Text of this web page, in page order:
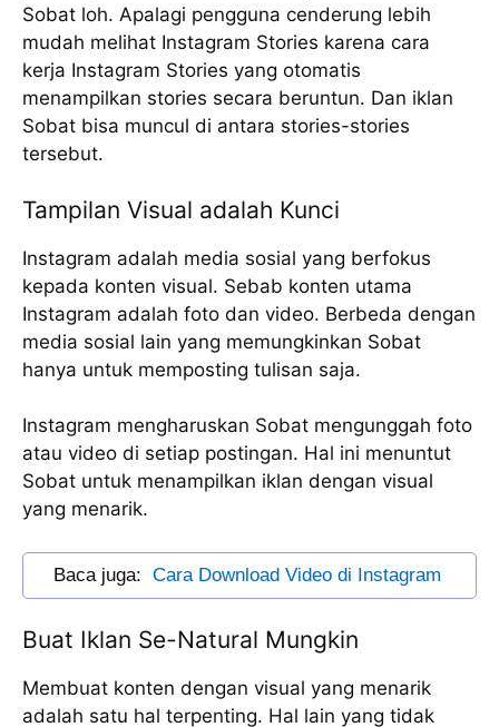
Sobat loh. Apalagi pengguna cenderung lebih
mudah melihat Instagram Stories karena cara
kerja Instagram Stories yang otomatis
menampilkan stories secara beruntun. Dan iklan
Sobat bisa muncul di antara stories-stories
tersebut.
Tampilan Visual adalah Kunci
Instagram adalah media sosial yang berfokus
kepada konten visual. Sebab konten utama
Instagram adalah foto dan video. Berbeda dengan
media sosial lain yang memungkinkan Sobat
hanya untuk memposting tulisan saja.
Instagram mengharuskan Sobat mengunggah foto
atau video di setiap postingan. Hal ini menuntut
Sobat untuk menampilkan iklan dengan visual
yang menarik.
Baca juga: Cara Download Video di Instagram
Buat Iklan Se-Natural Mungkin
Membuat konten dengan visual yang menarik
adalah satu hal terpenting. Hal lain yang tidak